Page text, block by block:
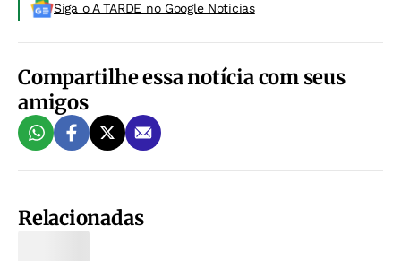
Siga o A TARDE no Google Noticias
Compartilhe essa notícia com seus
amigos
Relacionadas